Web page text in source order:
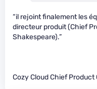
“il rejoint finalement les
directeur produit (Chief
Shakespeare).”
Cozy Cloud Chief Product